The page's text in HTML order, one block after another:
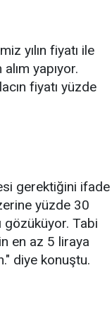
yılın fiyatı ile
yapıyor.
fiyatı yüzde
gerektiğini ifade
yüzde 30
gözüküyor. Tabi
en az 5 liraya
diye konuştu.